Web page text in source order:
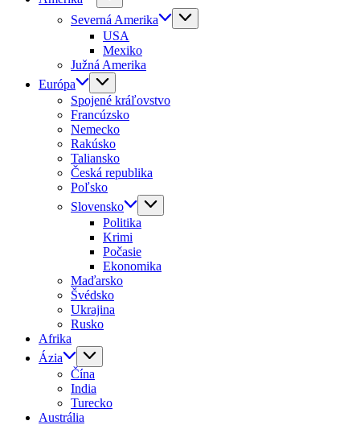
Severná Amerika
USA
Mexiko
Južná Amerika
Európa
Spojené kráľovstvo
Francúzsko
Nemecko
Rakúsko
Taliansko
Česká republika
Poľsko
Slovensko
Politika
Krimi
Počasie
Ekonomika
Maďarsko
Švédsko
Ukrajina
Rusko
Afrika
Ázia
Čína
India
Turecko
Austrália